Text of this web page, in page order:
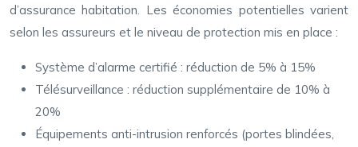
d’assurance habitation. Les économies potentielles varient
selon les assureurs et le niveau de protection mis en place :
Système d’alarme certifié : réduction de 5% à 15%
Télésurveillance : réduction supplémentaire de 10% à
20%
Équipements anti-intrusion renforcés (portes blindées,